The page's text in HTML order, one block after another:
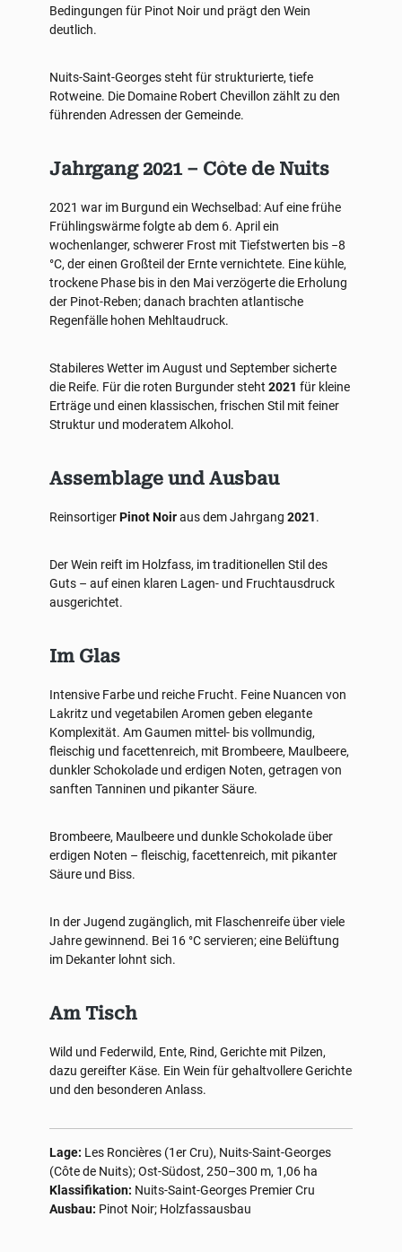
Bedingungen für Pinot Noir und prägt den Wein
deutlich.
Nuits-Saint-Georges steht für strukturierte, tiefe
Rotweine. Die Domaine Robert Chevillon zählt zu den
führenden Adressen der Gemeinde.
Jahrgang 2021 – Côte de Nuits
2021 war im Burgund ein Wechselbad: Auf eine frühe
Frühlingswärme folgte ab dem 6. April ein
wochenlanger, schwerer Frost mit Tiefstwerten bis −8
°C, der einen Großteil der Ernte vernichtete. Eine kühle,
trockene Phase bis in den Mai verzögerte die Erholung
der Pinot-Reben; danach brachten atlantische
Regenfälle hohen Mehltaudruck.
Stabileres Wetter im August und September sicherte
die Reife. Für die roten Burgunder steht 2021 für kleine
Erträge und einen klassischen, frischen Stil mit feiner
Struktur und moderatem Alkohol.
Assemblage und Ausbau
ReinsortigerPinot Noiraus dem Jahrgang 2021.
Der Wein reift im Holzfass, im traditionellen Stil des
Guts – auf einen klaren Lagen- und Fruchtausdruck
ausgerichtet.
Im Glas
Intensive Farbe und reiche Frucht. Feine Nuancen von
Lakritz und vegetabilen Aromen geben elegante
Komplexität. Am Gaumen mittel- bis vollmundig,
fleischig und facettenreich, mit Brombeere, Maulbeere,
dunkler Schokolade und erdigen Noten, getragen von
sanften Tanninen und pikanter Säure.
Brombeere, Maulbeere und dunkle Schokolade über
erdigen Noten – fleischig, facettenreich, mit pikanter
Säure und Biss.
In der Jugend zugänglich, mit Flaschenreife über viele
Jahre gewinnend. Bei 16 °C servieren; eine Belüftung
im Dekanter lohnt sich.
Am Tisch
Wild und Federwild, Ente, Rind, Gerichte mit Pilzen,
dazu gereifter Käse. Ein Wein für gehaltvollere Gerichte
und den besonderen Anlass.
Lage: Les Roncières (1er Cru), Nuits-Saint-Georges
(Côte de Nuits); Ost-Südost, 250–300 m, 1,06 ha
Klassifikation: Nuits-Saint-Georges Premier Cru
Ausbau: Pinot Noir; Holzfassausbau